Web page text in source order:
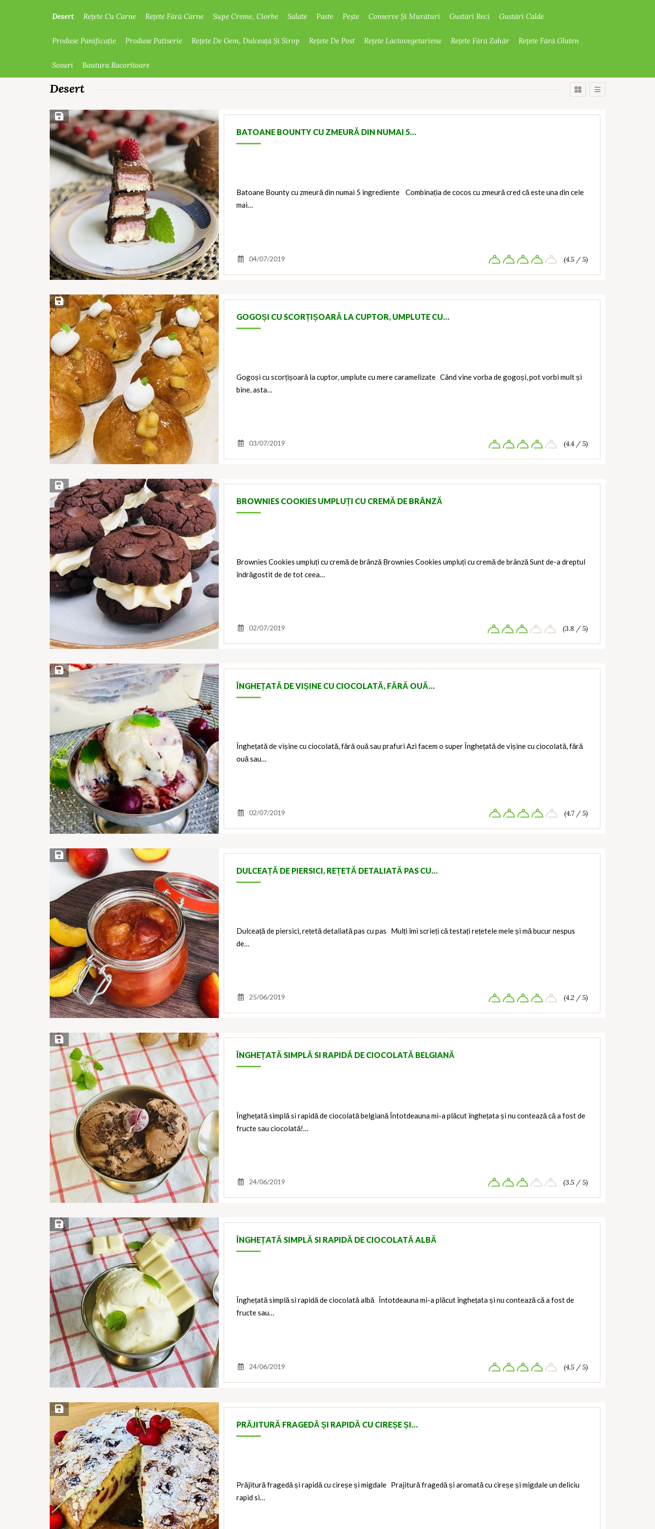
Desert Rețete Cu Carne Rețete Fără Carne Supe Creme, Ciorbe Salate Paste Pește Conserve Și Murături Gustări Reci Gustări Calde
Produse Panificație Produse Patiserie Rețete De Gem, Dulceață Și Sirop Rețete De Post Rețete Lactovegetariene Rețete Fără Zahăr Rețete Fără Gluten
Sosuri Bautura Racoritoare
Desert
Save Recipe
BATOANE BOUNTY CU ZMEURĂ DIN NUMAI 5…
Batoane Bounty cu zmeură din numai 5 ingrediente Combinația de cocos cu zmeură cred că este una din cele
mai…
04/07/2019 (4.5 / 5)
Save Recipe
GOGOȘI CU SCORȚIȘOARĂ LA CUPTOR, UMPLUTE CU…
Gogoși cu scorțișoară la cuptor, umplute cu mere caramelizate Când vine vorba de gogoși, pot vorbi mult și
bine, asta…
03/07/2019 (4.4 / 5)
Save Recipe
BROWNIES COOKIES UMPLUȚI CU CREMĂ DE BRÂNZĂ
Brownies Cookies umpluți cu cremă de brânză Brownies Cookies umpluți cu cremă de brânză Sunt de-a dreptul
îndrăgostit de de tot ceea…
02/07/2019 (3.8 / 5)
Save Recipe
ÎNGHEȚATĂ DE VIȘINE CU CIOCOLATĂ, FĂRĂ OUĂ…
Înghețată de vișine cu ciocolată, fără ouă sau prafuri Azi facem o super Înghețată de vișine cu ciocolată, fără
ouă sau…
02/07/2019 (4.7 / 5)
Save Recipe
DULCEAȚĂ DE PIERSICI, REȚETĂ DETALIATĂ PAS CU…
Dulceață de piersici, rețetă detaliată pas cu pas Mulți îmi scrieți că testați rețetele mele și mă bucur nespus
de…
25/06/2019 (4.2 / 5)
Save Recipe
ÎNGHEȚATĂ SIMPLĂ SI RAPIDĂ DE CIOCOLATĂ BELGIANĂ
Înghețată simplă si rapidă de ciocolată belgiană Întotdeauna mi-a plăcut înghețata și nu contează că a fost de
fructe sau ciocolată!…
24/06/2019 (3.5 / 5)
Save Recipe
ÎNGHEȚATĂ SIMPLĂ SI RAPIDĂ DE CIOCOLATĂ ALBĂ
Înghețată simplă si rapidă de ciocolată albă Întotdeauna mi-a plăcut înghețata și nu contează că a fost de
fructe sau…
24/06/2019 (4.5 / 5)
Save Recipe
PRĂJITURĂ FRAGEDĂ ȘI RAPIDĂ CU CIREȘE ȘI…
Prăjitură fragedă și rapidă cu cireșe și migdale Prajitură fragedă și aromată cu cireșe și migdale un deliciu
rapid si…